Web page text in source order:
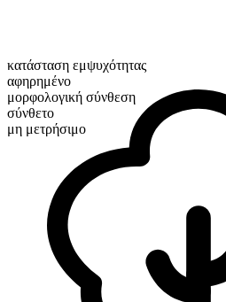
κατάσταση εμψυχότητας
αφηρημένο
μορφολογική σύνθεση
σύνθετο
μη μετρήσιμο